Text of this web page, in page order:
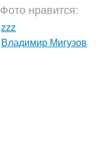
Фото нравится:
zzz
Владимир Мигузов